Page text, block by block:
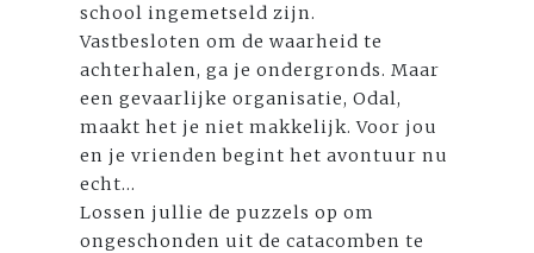
school ingemetseld zijn.
Vastbesloten om de waarheid te
achterhalen, ga je ondergronds. Maar
een gevaarlijke organisatie, Odal,
maakt het je niet makkelijk. Voor jou
en je vrienden begint het avontuur nu
echt...
Lossen jullie de puzzels op om
ongeschonden uit de catacomben te